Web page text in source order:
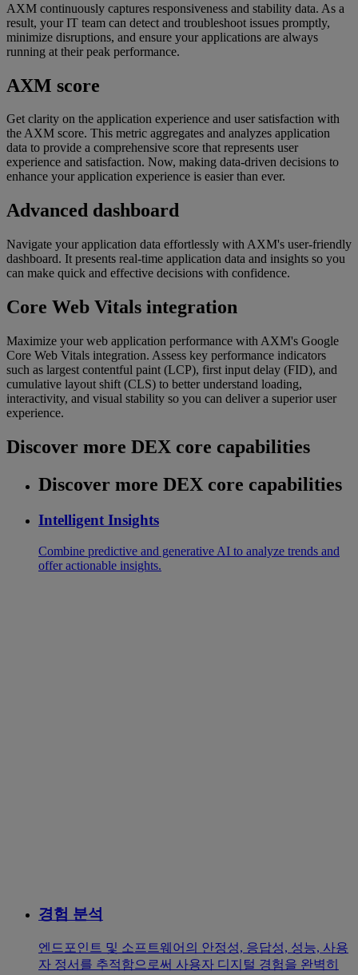
AXM continuously captures responsiveness and stability data. As a
result, your IT team can detect and troubleshoot issues promptly,
minimize disruptions, and ensure your applications are always
running at their peak performance.
AXM score
Get clarity on the application experience and user satisfaction with
the AXM score. This metric aggregates and analyzes application
data to provide a comprehensive score that represents user
experience and satisfaction. Now, making data-driven decisions to
enhance your application experience is easier than ever.
Advanced dashboard
Navigate your application data effortlessly with AXM's user-friendly
dashboard. It presents real-time application data and insights so you
can make quick and effective decisions with confidence.
Core Web Vitals integration
Maximize your web application performance with AXM's Google
Core Web Vitals integration. Assess key performance indicators
such as largest contentful paint (LCP), first input delay (FID), and
cumulative layout shift (CLS) to better understand loading,
interactivity, and visual stability so you can deliver a superior user
experience.
Discover more DEX core capabilities
Discover more DEX core capabilities
Intelligent Insights
Combine predictive and generative AI to analyze trends and
offer actionable insights.
경험 분석
엔드포인트 및 소프트웨어의 안정성, 응답성, 성능, 사용
자 정서를 추적함으로써 사용자 디지털 경험을 완벽히